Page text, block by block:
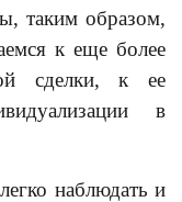
таким образом,
к еще более
сделки, к ее
в
наблюдать и